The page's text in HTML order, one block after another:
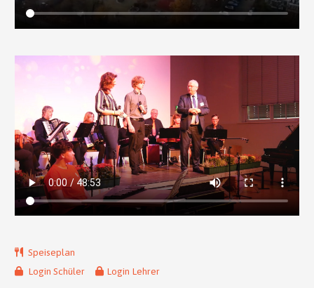
Speiseplan
Login Schüler
Login Lehrer